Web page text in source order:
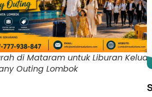
di Mataram untuk Liburan
Outing Lombok